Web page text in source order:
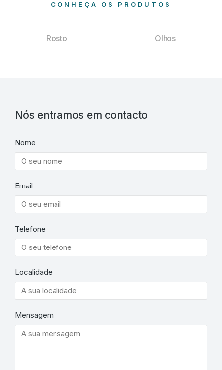
CONHEÇA OS PRODUTOS
Rosto Olhos
Nós entramos em contacto
Nome
Email
Telefone
Localidade
Mensagem